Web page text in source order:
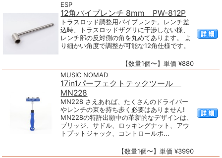
ESP
12角パイプレンチ 8mm PW-812P
トラスロッド調整用パイプレンチ。レンチ差
込時、トラスロッドザグリに干渉しない様、
レンチ部の反対側の角を丸めてあります。 よ
り細かい角度で調整が可能な12角仕様です。
【数量1個〜】単価 ¥880
MUSIC NOMAD
17in1パーフェクトテックツール
MN228
MN228 さえあれば、たくさんのドライバー
やレンチの束を持ち歩く必要はありません!
MN228の特許出願中の革新的なデザインは、
ブリッジ、サドル、ロッキングナット、アウ
トプットジャック、コントロールポ...
【数量1個〜】単価 ¥3990